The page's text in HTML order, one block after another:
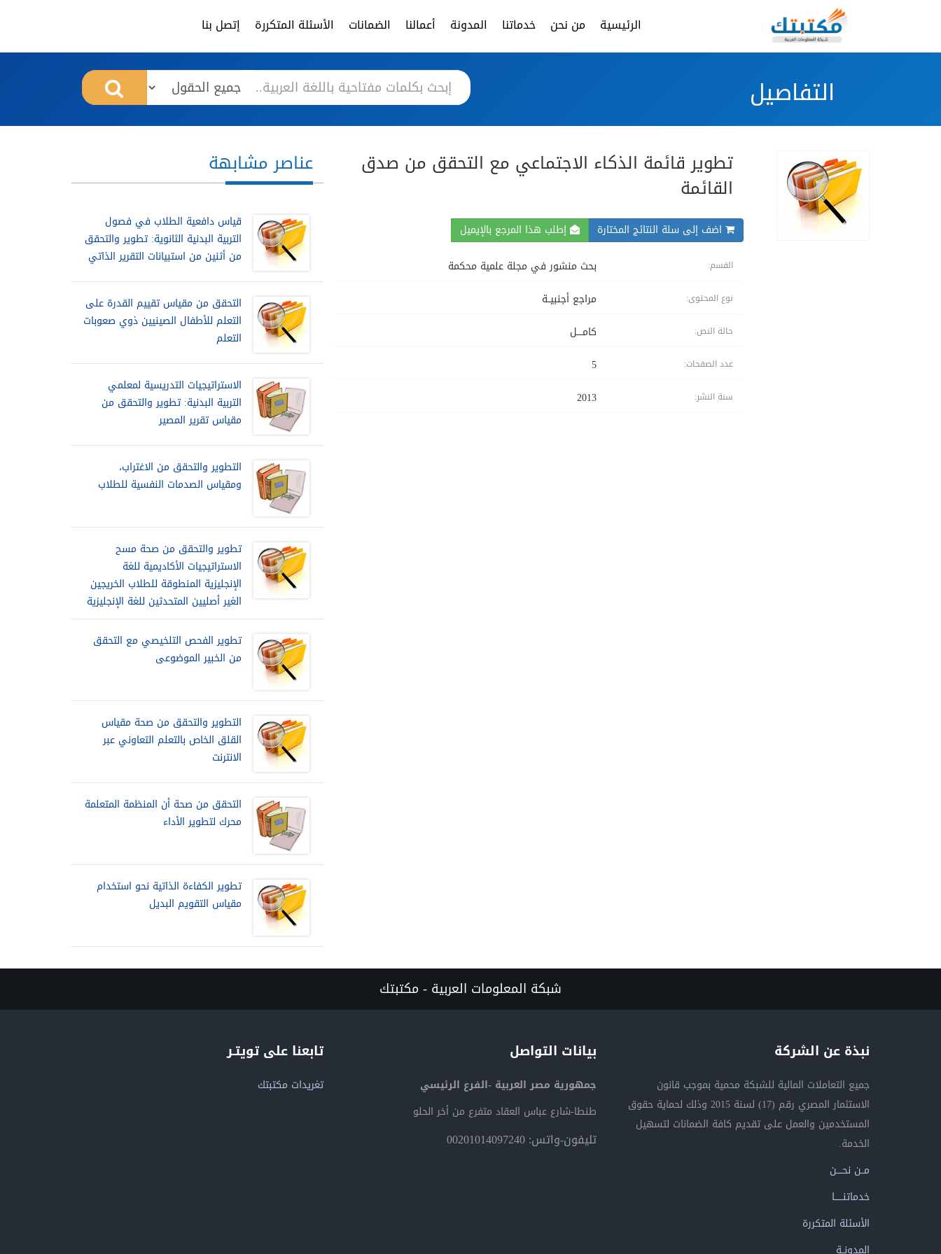
الرئيسية من نحن خدماتنا المدونة أعمالنا الضمانات الأسئلة المتكررة إتصل بنا
التفاصيل
تطوير قائمة الذكاء الاجتماعي مع التحقق من صدق
القائمة
اضف إلى سلة النتائج المختارة إطلب هذا المرجع بالإيميل
القسم: بحث منشور في مجلة علمية محكمة
نوع المحتوى: مراجع أجنبيــة
حالة النص: كامــــل
عدد الصفحات: 5
سنة النشر: 2013
عناصر مشابهة
قياس دافعية الطلاب في فصول
التربية البدنية الثانوية: تطوير والتحقق
من أثنين من استبيانات التقرير الذاتي
التحقق من مقياس تقييم القدرة على
التعلم للأطفال الصينيين ذوي صعوبات
التعلم
الاستراتيجيات التدريسية لمعلمي
التربية البدنية: تطوير والتحقق من
مقياس تقرير المصير
التطوير والتحقق من الاغتراب،
ومقياس الصدمات النفسية للطلاب
تطوير والتحقق من صحة مسح
الاستراتيجيات الأكاديمية للغة
الإنجليزية المنطوقة للطلاب الخريجين
الغير أصليين المتحدثين للغة الإنجليزية
تطوير الفحص التلخيصي مع التحقق
من الخبير الموضوعى
التطوير والتحقق من صحة مقياس
القلق الخاص بالتعلم التعاوني عبر
الانترنت
التحقق من صحة أن المنظمة المتعلمة
محرك لتطوير الأداء
تطوير الكفاءة الذاتية نحو استخدام
مقياس التقويم البديل
شبكة المعلومات العربية - مكتبتك
نبذة عن الشركة
جميع التعاملات المالية للشبكة محمية بموجب قانون
الاستثمار المصري رقم (17) لسنة 2015 وذلك لحماية حقوق
المستخدمين والعمل على تقديم كافة الضمانات لتسهيل
الخدمة.
مــن نحــــن
خدماتنــــــا
الأسئلة المتكررة
المدونــة
بيانات التواصل
جمهورية مصر العربية -الفرع الرئيسي
طنطا-شارع عباس العقاد متفرع من أخر الحلو
تليفون-واتس: 00201014097240
تابعنا على تويتـر
تغريدات مكتبتك